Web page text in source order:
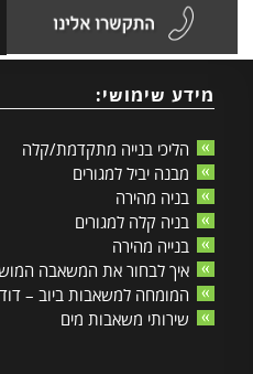
מידע שימושי:
הליכי בנייה מתקדמת/קלה
מבנה יביל למגורים
בניה מהירה
בניה קלה למגורים
בנייה מהירה
איך לבחור את המשאבה
המומחה למשאבות ביוב –
שירותי משאבות מים